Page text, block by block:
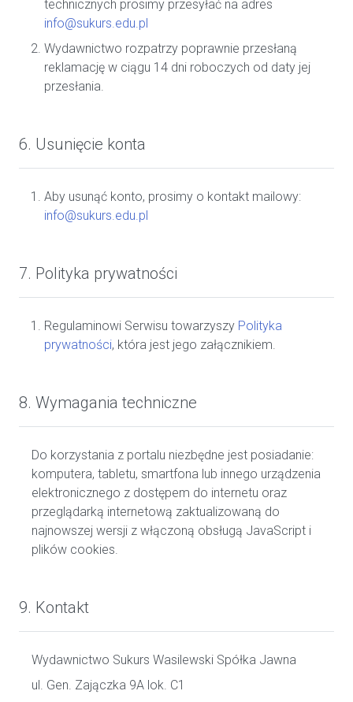
technicznych prosimy przesyłać na adres
info@sukurs.edu.pl
Wydawnictwo rozpatrzy poprawnie przesłaną
reklamację w ciągu 14 dni roboczych od daty jej
przesłania.
6. Usunięcie konta
Aby usunąć konto, prosimy o kontakt mailowy:
info@sukurs.edu.pl
7. Polityka prywatności
Regulaminowi Serwisu towarzyszy Polityka
prywatności, która jest jego załącznikiem.
8. Wymagania techniczne
Do korzystania z portalu niezbędne jest posiadanie:
komputera, tabletu, smartfona lub innego urządzenia
elektronicznego z dostępem do internetu oraz
przeglądarką internetową zaktualizowaną do
najnowszej wersji z włączoną obsługą JavaScript i
plików cookies.
9. Kontakt
Wydawnictwo Sukurs Wasilewski Spółka Jawna
ul. Gen. Zajączka 9A lok. C1